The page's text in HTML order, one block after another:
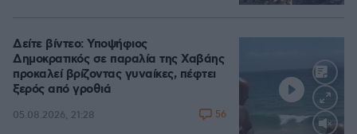
Δείτε βίντεο: Υποψήφιος
Δημοκρατικός σε παραλία της Χαβάης
προκαλεί βρίζοντας γυναίκες, πέφτει
ξερός από γροθιά
05.08.2026, 21:28 56